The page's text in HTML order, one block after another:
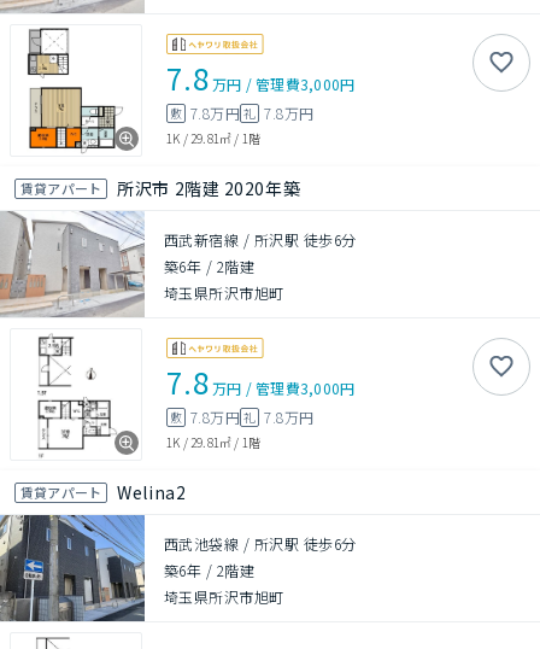
7.8万円 /管理費3,000円
敷 7.8万円礼 7.8万円
1K /29.81㎡ / 1階
賃貸アパート 所沢市 2階建 2020年築
西武新宿線 / 所沢駅 徒歩6分
築6年 / 2階建
埼玉県所沢市旭町
7.8万円 /管理費3,000円
敷 7.8万円礼 7.8万円
1K /29.81㎡ / 1階
賃貸アパート Welina2
西武池袋線 / 所沢駅 徒歩6分
築6年 / 2階建
埼玉県所沢市旭町